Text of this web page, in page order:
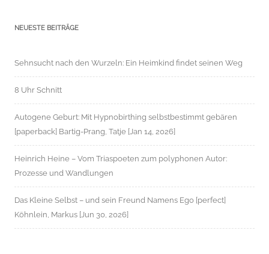
NEUESTE BEITRÄGE
Sehnsucht nach den Wurzeln: Ein Heimkind findet seinen Weg
8 Uhr Schnitt
Autogene Geburt: Mit Hypnobirthing selbstbestimmt gebären
[paperback] Bartig-Prang, Tatje [Jan 14, 2026]
Heinrich Heine – Vom Triaspoeten zum polyphonen Autor:
Prozesse und Wandlungen
Das Kleine Selbst – und sein Freund Namens Ego [perfect]
Köhnlein, Markus [Jun 30, 2026]